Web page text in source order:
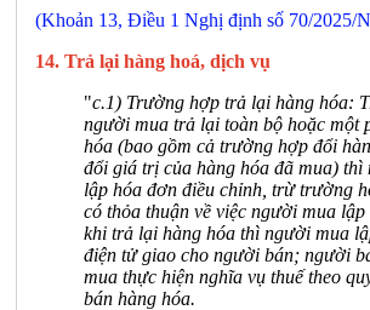
(Khoản 13, Điều 1 Nghị định số 70/2025/
14. Trả lại hàng hoá, dịch vụ
"c.1) Trường hợp trả lại hàng hóa:
người mua trả lại toàn bộ hoặc một
hóa (bao gồm cả trường hợp đổi
đổi giá trị của hàng hóa đã mua) thì
lập hóa đơn điều chỉnh, trừ trường
có thỏa thuận về việc người mua
khi trả lại hàng hóa thì người mua
điện tử giao cho người bán; người
mua thực hiện nghĩa vụ thuế theo
bán hàng hóa.